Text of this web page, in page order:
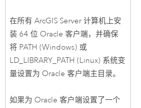
在所有ArcGIS Server 计算机上安
装 64 位 Oracle 客户端，并确保
将 PATH (Windows) 或
LD_LIBRARY_PATH (Linux) 系统变
量设置为 Oracle 客户端主目录。
如果为 Oracle 客户端设置了一个